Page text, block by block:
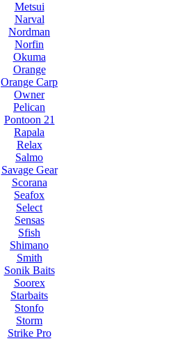
Metsui
Narval
Nordman
Norfin
Okuma
Orange
Orange Carp
Owner
Pelican
Pontoon 21
Rapala
Relax
Salmo
Savage Gear
Scorana
Seafox
Select
Sensas
Sfish
Shimano
Smith
Sonik Baits
Soorex
Starbaits
Stonfo
Storm
Strike Pro